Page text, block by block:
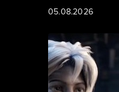
05.08.2026